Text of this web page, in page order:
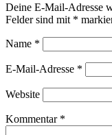
Deine E-Mail-Adresse
Felder sind mit *
Name *
E-Mail-Adresse *
Website
Kommentar *